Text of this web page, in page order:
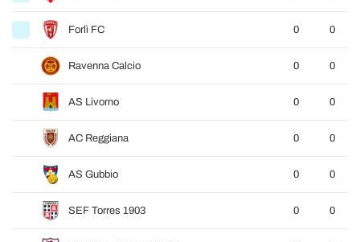
Forlì FC 0 0
Ravenna Calcio 0 0
AS Livorno 0 0
AC Reggiana 0 0
AS Gubbio 0 0
SEF Torres 1903 0 0